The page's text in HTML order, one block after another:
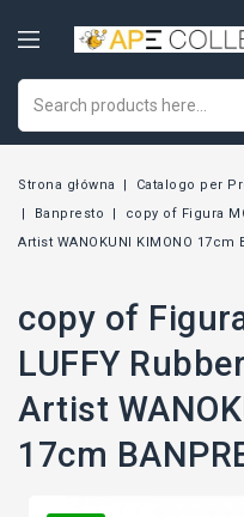
Strona główna Catalogo per
Banpresto
copy of Figura
Artist WANOKUNI KIMONO 17cm
copy of
LUFFY
Artist
17cm